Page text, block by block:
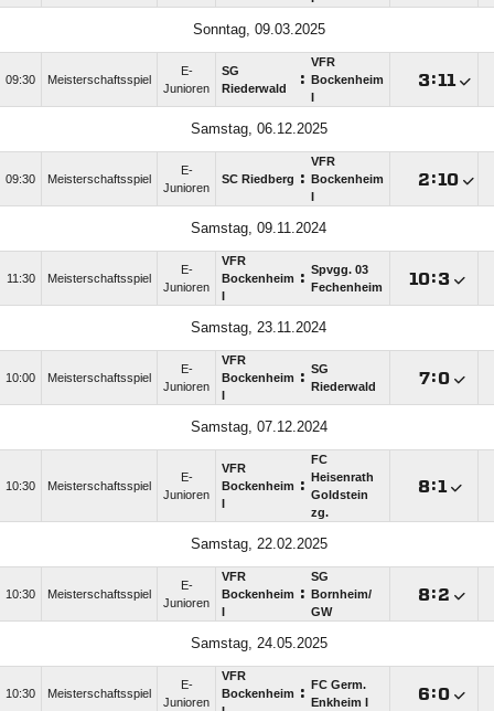
Sonntag, 09.03.2025
09:30 Meisterschaftsspiel
E-
Junioren
SG
Riederwald
:
VFR
Bockenheim
:
Samstag, 06.12.2025
09:30 Meisterschaftsspiel
E-
Junioren
SC Riedberg :
VFR
Bockenheim
:
Samstag, 09.11.2024
11:30 Meisterschaftsspiel
E-
Junioren
VFR
Bockenheim : Spvgg. 03
Fechenheim
:
Samstag, 23.11.2024
10:00 Meisterschaftsspiel
E-
Junioren
VFR
Bockenheim : SG
Riederwald
:
Samstag, 07.12.2024
10:30 Meisterschaftsspiel
E-
Junioren
VFR
Bockenheim :
FC
Heisenrath
Goldstein
zg.
:
Samstag, 22.02.2025
10:30 Meisterschaftsspiel
E-
Junioren
VFR
Bockenheim :
SG
Bornheim/​
GW
:
Samstag, 24.05.2025
10:30 Meisterschaftsspiel
E-
Junioren
VFR
Bockenheim :
FC Germ.
Enkheim I
: